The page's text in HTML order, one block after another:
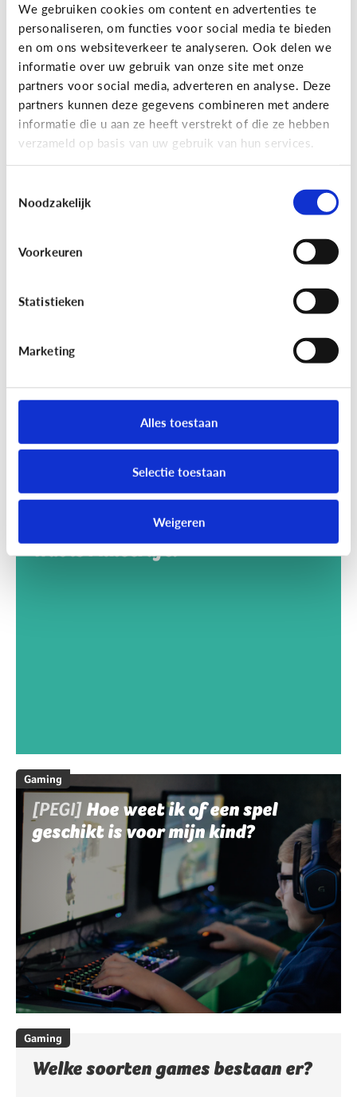
We gebruiken cookies om content en advertenties te
personaliseren, om functies voor social media te bieden
en om ons websiteverkeer te analyseren. Ook delen we
informatie over uw gebruik van onze site met onze
partners voor social media, adverteren en analyse. Deze
partners kunnen deze gegevens combineren met andere
informatie die u aan ze heeft verstrekt of die ze hebben
verzameld op basis van uw gebruik van hun services.
Noodzakelijk
Voorkeuren
Statistieken
Marketing
Alles toestaan
Selectie toestaan
Weigeren
Wat is Fall Guys?
Gaming
[Video] Gamet mijn kind teveel?
Wat is Minecraft?
Gaming
[PEGI] Hoe weet ik of een spel
geschikt is voor mijn kind?
Gaming
Welke soorten games bestaan er?